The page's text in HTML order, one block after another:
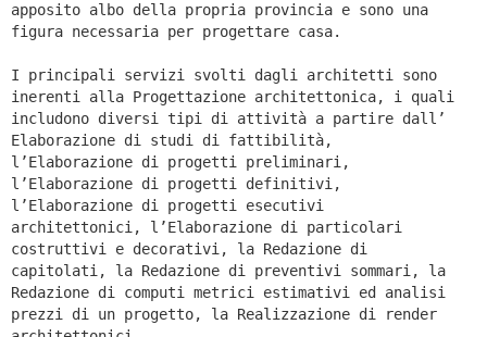
apposito albo della propria provincia e sono una
figura necessaria per progettare casa.
I principali servizi svolti dagli architetti sono
inerenti alla Progettazione architettonica, i quali
includono diversi tipi di attività a partire dall’
Elaborazione di studi di fattibilità,
l’Elaborazione di progetti preliminari,
l’Elaborazione di progetti definitivi,
l’Elaborazione di progetti esecutivi
architettonici, l’Elaborazione di particolari
costruttivi e decorativi, la Redazione di
capitolati, la Redazione di preventivi sommari, la
Redazione di computi metrici estimativi ed analisi
prezzi di un progetto, la Realizzazione di render